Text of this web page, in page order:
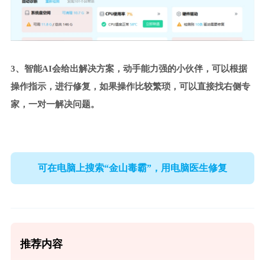
3、智能AI会给出解决方案，动手能力强的小伙伴，可以根据
操作指示，进行修复，如果操作比较繁琐，可以直接找右侧专
家，一对一解决问题。
可在电脑上搜索“金山毒霸”，用电脑医生修复
推荐内容